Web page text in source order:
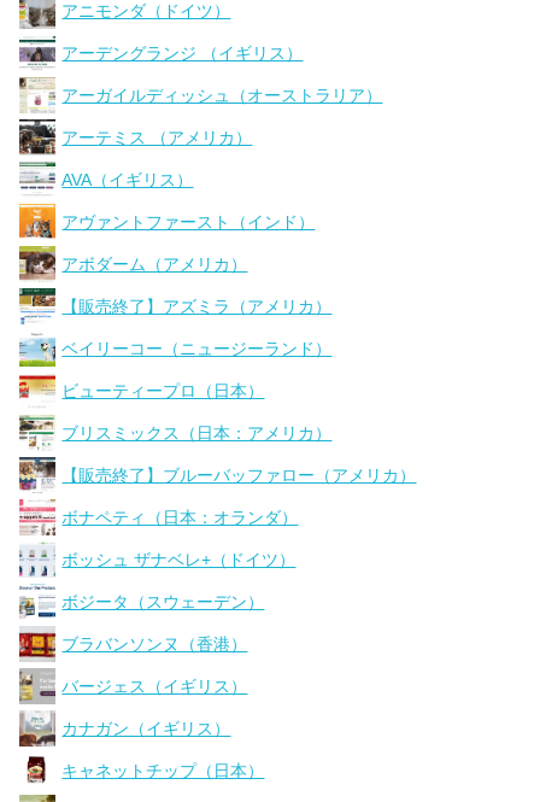
アニモンダ（ドイツ）
アーデングランジ （イギリス）
アーガイルディッシュ（オーストラリア）
アーテミス （アメリカ）
AVA（イギリス）
アヴァントファースト（インド）
アボダーム（アメリカ）
【販売終了】アズミラ（アメリカ）
ベイリーコー（ニュージーランド）
ビューティープロ（日本）
ブリスミックス（日本：アメリカ）
【販売終了】ブルーバッファロー（アメリカ）
ボナペティ（日本：オランダ）
ボッシュ ザナベレ+（ドイツ）
ボジータ（スウェーデン）
ブラバンソンヌ（香港）
バージェス（イギリス）
カナガン（イギリス）
キャネットチップ（日本）